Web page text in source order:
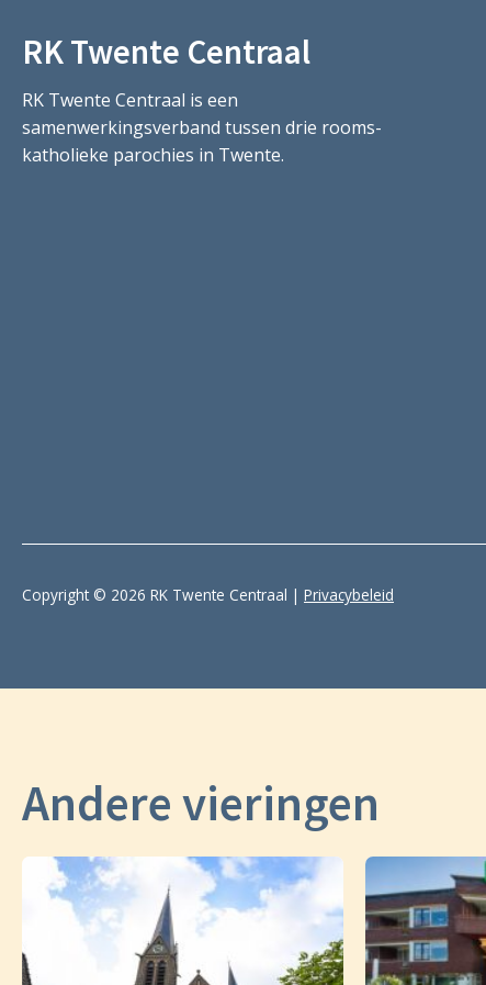
RK Twente Centraal
RK Twente Centraal is een
samenwerkingsverband tussen drie rooms-
katholieke parochies in Twente.
Copyright © 2026 RK Twente Centraal | Privacybeleid
Andere vieringen